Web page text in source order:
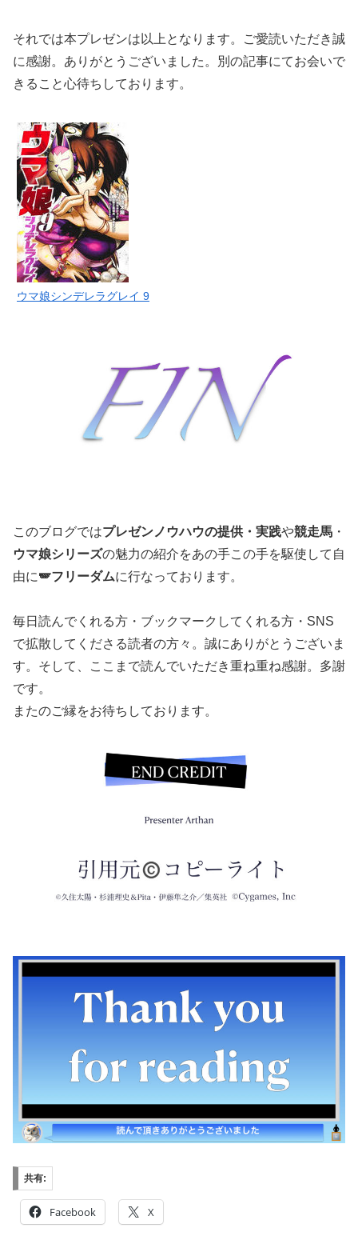
それでは本プレゼンは以上となります。ご愛読いただき誠
に感謝。ありがとうございました。別の記事にてお会いで
きること心待ちしております。
ウマ娘シンデレラグレイ 9
このブログではプレゼンノウハウの提供・実践や競走馬 ・
ウマ娘シリーズの魅力の紹介をあの手この手を駆使して自
由に🪽フリーダムに行なっております。
毎日読んでくれる方・ブックマークしてくれる方・SNS
で拡散してくださる読者の方々。誠にありがとうございま
す。そして、ここまで読んでいただき重ね重ね感謝。多謝
です。
またのご縁をお待ちしております。
共有:
Facebook X